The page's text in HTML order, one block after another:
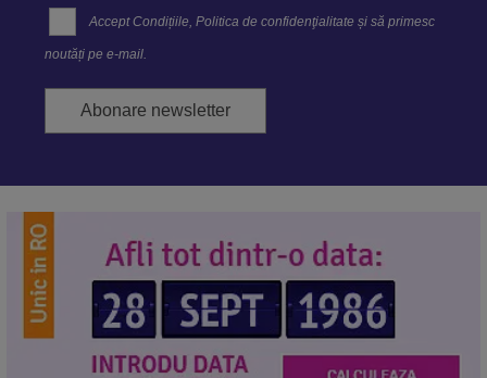
Accept Condițiile,Politica de confidenţialitate și să primesc
noutăți pe e-mail.
Abonare newsletter